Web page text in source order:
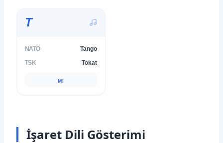
T
NATO
Tango
TSK
Tokat
Mi
İşaret Dili Gösterimi